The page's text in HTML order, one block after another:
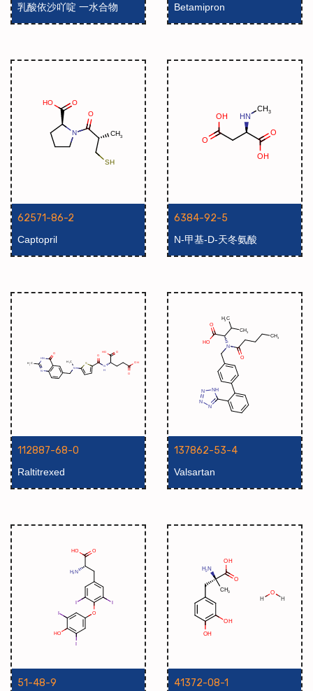
乳酸依沙吖啶 一水合物 Betamipron
62571-86-2
Captopril
6384-92-5
N-甲基-D-天冬氨酸
112887-68-0
Raltitrexed
137862-53-4
Valsartan
51-48-9 41372-08-1